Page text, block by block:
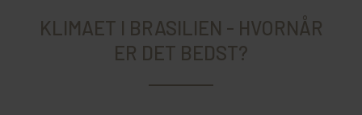
KLIMAET I BRASILIEN - HVORNÅR
ER DET BEDST?